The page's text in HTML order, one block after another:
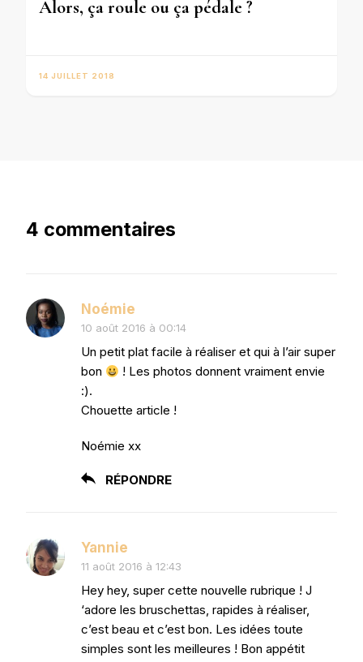
Alors, ça roule ou ça pédale ?
14 JUILLET 2018
4 commentaires
Noémie
10 août 2016 à 00:14
Un petit plat facile à réaliser et qui à l’air super
bon
! Les photos donnent vraiment envie
:).
Chouette article !
Noémie xx
RÉPONDRE
Yannie
11 août 2016 à 12:43
Hey hey, super cette nouvelle rubrique ! J
‘adore les bruschettas, rapides à réaliser,
c’est beau et c’est bon. Les idées toute
simples sont les meilleures ! Bon appétit